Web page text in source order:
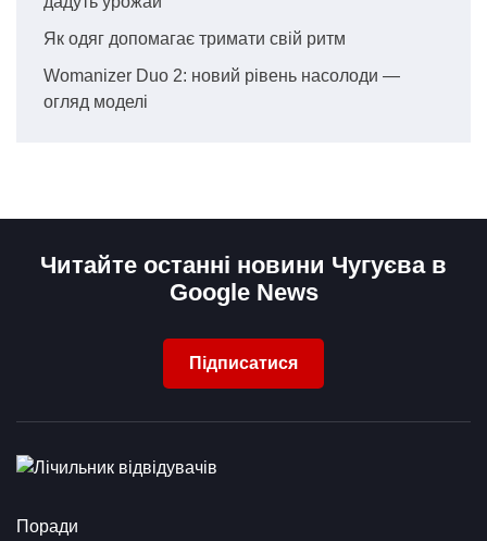
Як одяг допомагає тримати свій ритм
Womanizer Duo 2: новий рівень насолоди —
огляд моделі
Читайте останні новини Чугуєва в
Google News
Підписатися
Поради